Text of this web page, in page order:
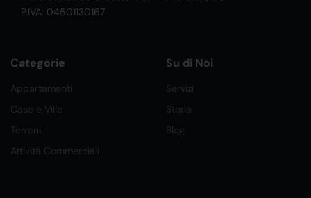
P.IVA: 04501130167
Categorie
Appartamenti
Case e Ville
Terreni
Attività Commerciali
Su di Noi
Servizi
Storia
Blog